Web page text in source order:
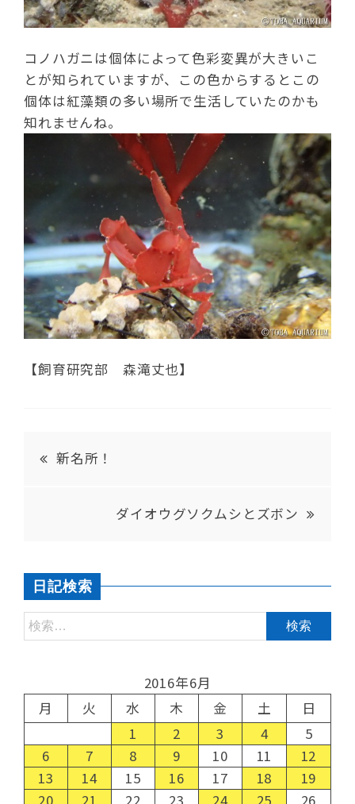
コノハガニは個体によって色彩変異が大きいこ
とが知られていますが、この色からするとこの
個体は紅藻類の多い場所で生活していたのかも
知れませんね。
【飼育研究部 森滝丈也】
新名所！
ダイオウグソクムシとズボン
日記検索
2016年6月
月
火 水 木 金 土
日
1
2 3 4
5
6
7 8 9 10 11
12
13
14 15 16 17 18
19
20
21 22 23 24 25 26